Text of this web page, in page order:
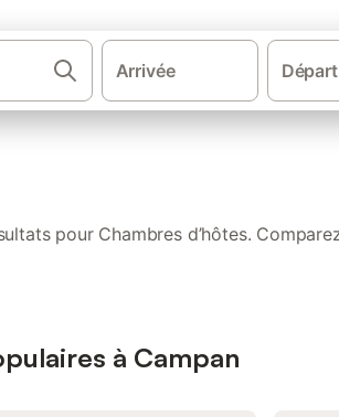
Arrivée Départ
pour Chambres d’hôtes.
à Campan